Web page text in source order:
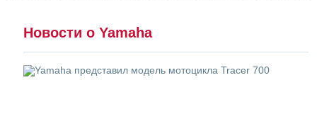
Новости о Yamaha